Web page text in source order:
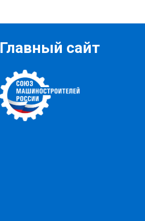
Главный сайт